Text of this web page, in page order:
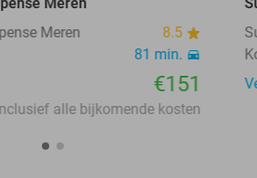
Meren
Meren
8.5
81 min.
€151
Inclusief alle bijkomende kosten